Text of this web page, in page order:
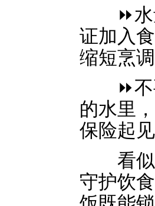
⏩水
证加入
缩短烹
⏩不
的水里
保险起
看似
守护饮